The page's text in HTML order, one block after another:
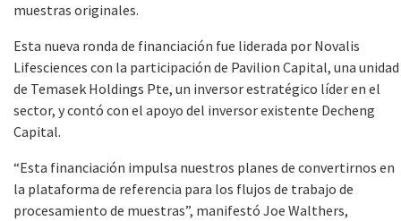
muestras originales.
Esta nueva ronda de financiación fue liderada por Novalis
Lifesciences con la participación de Pavilion Capital, una unidad
de Temasek Holdings Pte, un inversor estratégico líder en el
sector, y contó con el apoyo del inversor existente Decheng
Capital.
“Esta financiación impulsa nuestros planes de convertirnos en
la plataforma de referencia para los flujos de trabajo de
procesamiento de muestras”, manifestó Joe Walthers,